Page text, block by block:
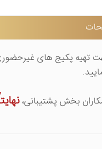
تهیه پکیج های
بخش پشتیبانی،نهایتاً تا ۲۴